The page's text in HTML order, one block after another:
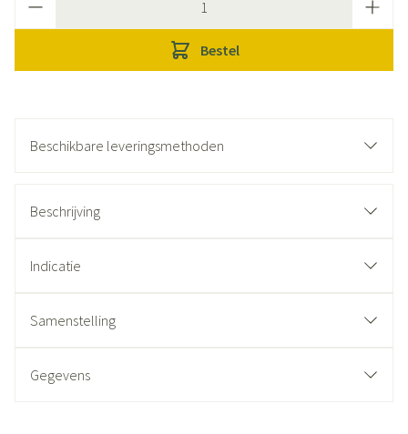
Bestel
Beschikbare leveringsmethoden
Beschrijving
Indicatie
Samenstelling
Gegevens